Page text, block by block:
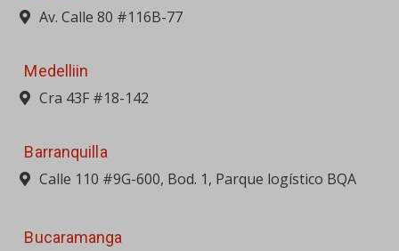
Av. Calle 80 #116B-77
Medelliin
Cra 43F #18-142
Barranquilla
Calle 110 #9G-600, Bod. 1, Parque logístico BQA
Bucaramanga